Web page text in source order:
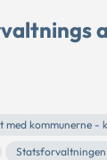
med kommunerne -